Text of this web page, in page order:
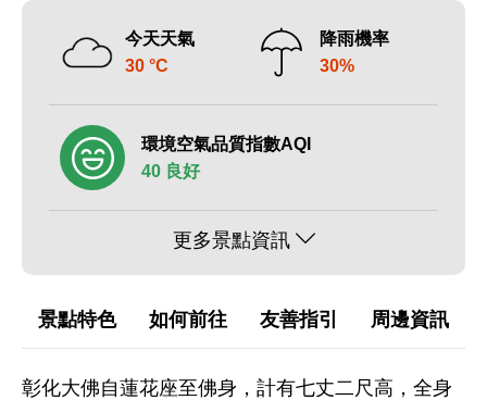
今天天氣
30 °C
降雨機率
30%
環境空氣品質指數AQI
40 良好
更多景點資訊
景點特色 如何前往 友善指引 周邊資訊
彰化大佛自蓮花座至佛身，計有七丈二尺高，全身